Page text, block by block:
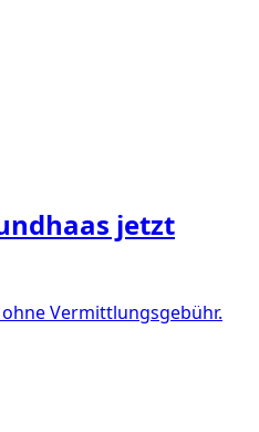
jetzt
Vermittlungsgebühr.